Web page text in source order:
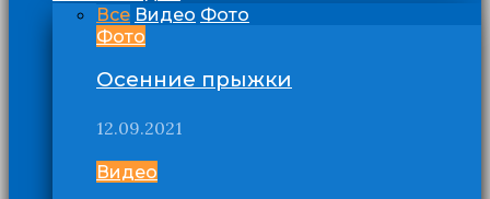
Все Видео Фото
Фото
Осенние прыжки
12.09.2021
Видео